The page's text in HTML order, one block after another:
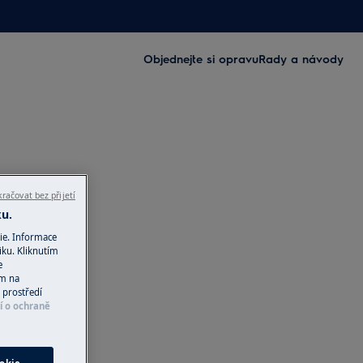
Objednejte si opravuRady a návody
Informace
Kliknutím
na
prostředí
o ochraně
bez přijetí